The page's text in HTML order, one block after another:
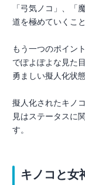
「弓気ノコ」、「
道を極めていくこ
もう一つのポイン
でぽよぽよな見た
勇ましい擬人化状態
擬人化されたキノ
見はステータスに
す。
キノコと